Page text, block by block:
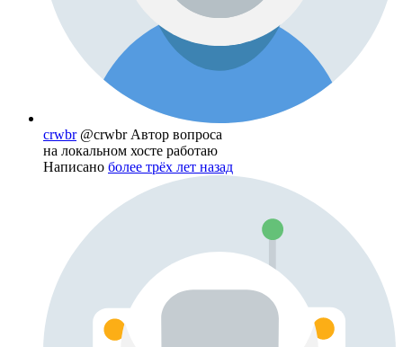
crwbr @crwbr Автор вопроса
на локальном хосте работаю
Написано более трёх лет назад